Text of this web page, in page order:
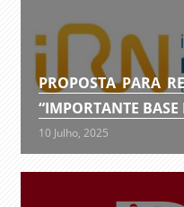
PROPOSTA PARA
“IMPORTANTE BASE
10 Julho, 2025